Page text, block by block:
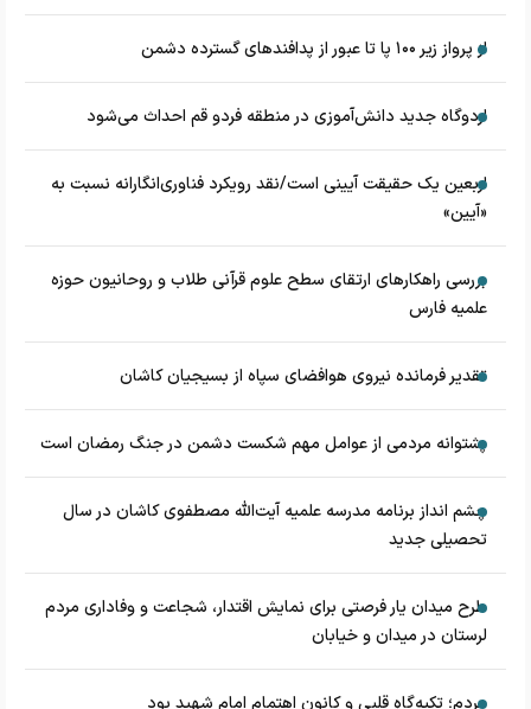
از پرواز زیر ۱۰۰ پا تا عبور از پدافند‌های گسترده دشمن
اردوگاه جدید دانش‌آموزی در منطقه فردو قم احداث می‌شود
اربعین یک حقیقت آیینی است/نقد رویکرد فناوری‌انگارانه نسبت به
«آیین»
بررسی راهکارهای ارتقای سطح علوم قرآنی طلاب و روحانیون حوزه
علمیه فارس
تقدیر فرمانده نیروی هوافضای سپاه از بسیجیان کاشان
پشتوانه مردمی از عوامل مهم شکست دشمن در جنگ رمضان است
چشم‌ انداز برنامه مدرسه علمیه آیت‌الله مصطفوی کاشان در سال
تحصیلی جدید
طرح میدان یار فرصتی برای نمایش اقتدار، شجاعت و وفاداری مردم
لرستان در میدان و خیابان
مردم؛ تکیه‌گاهِ قلبی و کانونِ اهتمام امام شهید بود